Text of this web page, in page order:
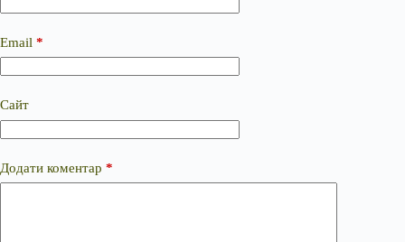
Email *
Сайт
Додати коментар *